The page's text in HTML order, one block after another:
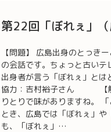
第22回「ぼれぇ」（
【問題】 広島出身のとっき
の会話です。ちょっと古い
出身者が言う「ぼれぇ」と
協力：吉村裕子さん 【解
りとりで味がありますね。
とき、広島では「ぼれぇ」
も、「ぼれぇ」…